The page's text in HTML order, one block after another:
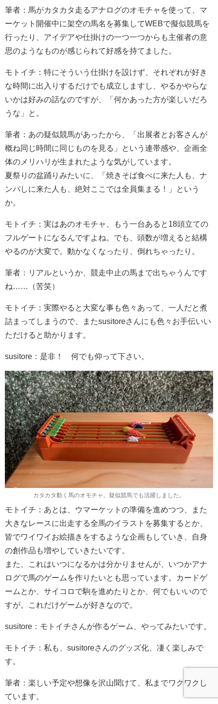
筆者：馬がカタカタ走るアナログのオモチャを使って、マ
ーケット開催中に架空の馬名を募集してWEBで擬似競馬を
行ったり、アイデアや仕掛けの一つ一つからも主催者の意
思のようなものが感じられて好感を持てました。
モトイチ：特にそういう仕掛けを設けず、それぞれが好き
な時間に出入りするだけでも成立しますし、やるかやらな
いかは好みの話なのですが、「何かあった方が楽しいだろ
うな」と。
筆者：あの疑似競馬があったから、「出展者とお客さんが
概ね同じ時間に同じものを見る」という連帯感や、企画全
体のメリハリが生まれたような気がしています。
夏祭りの盆踊りみたいに、「焼きそば食べに来た人も、ナ
ンパしに来た人も、絶対ここでは全員集まる！」という
か。
モトイチ：実はあのオモチャ、もう一台あると18頭立ての
フルゲートになるんですよね。でも、頭数が増えると結構
やるのが大変で。動かなくなったり、倒れちゃったり。
筆者：リアルというか、競走中止の馬まで出ちゃうんです
ね……（苦笑）
モトイチ：実際やると大変な事も色々あって、一人だと煮
詰まってしまうので、またsusitoreさんにも色々お手伝いい
ただけると助かります。
susitore：是非！ 何でも仰って下さい。
カタカタ動く馬のオモチャ。疑似競馬でも活躍しました。
モトイチ：あとは、ウマーケットの準備を進めつつ、また
大きなレースに出走する全馬のイラストを募集するとか、
皆でワイワイお絵描きをするような企画もしていき、自身
の創作品も増やしていきたいです。
また、これはいつになるかは分かりませんが、いつかアナ
ログで馬のゲームを作りたいとも思っています。カードゲ
ームとか、サイコロで駒を進めたりとか、何でもいいので
すが。これだけゲームが好きなので。
susitore：モトイチさんが作るゲーム、やってみたいです。
モトイチ：私も、susitoreさんのグッズ化、凄く楽しみで
す。
筆者：楽しい予定や想像を沢山聞けて、私までワクワクし
ています。